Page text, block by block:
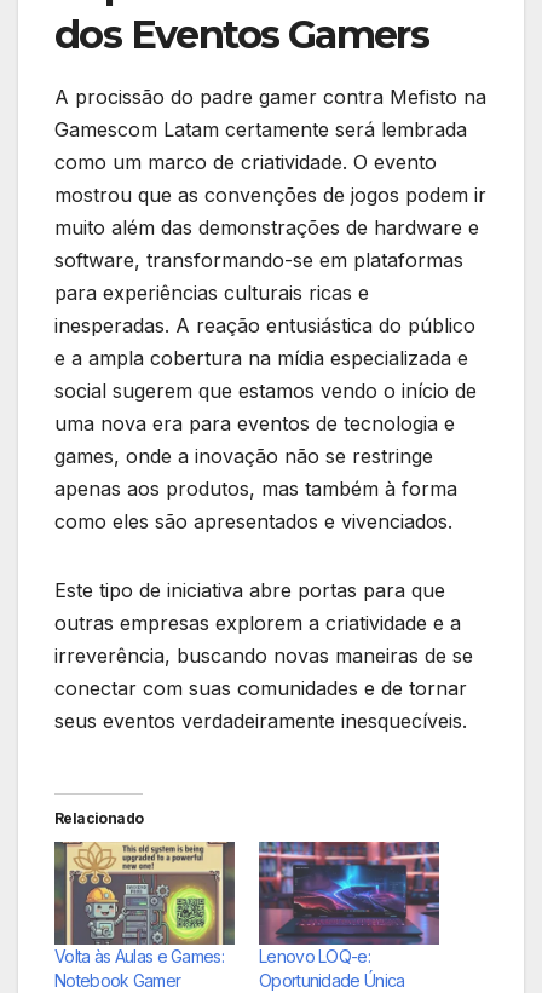
dos Eventos Gamers
A procissão do padre gamer contra Mefisto na
Gamescom Latam certamente será lembrada
como um marco de criatividade. O evento
mostrou que as convenções de jogos podem ir
muito além das demonstrações de hardware e
software, transformando-se em plataformas
para experiências culturais ricas e
inesperadas. A reação entusiástica do público
e a ampla cobertura na mídia especializada e
social sugerem que estamos vendo o início de
uma nova era para eventos de tecnologia e
games, onde a inovação não se restringe
apenas aos produtos, mas também à forma
como eles são apresentados e vivenciados.
Este tipo de iniciativa abre portas para que
outras empresas explorem a criatividade e a
irreverência, buscando novas maneiras de se
conectar com suas comunidades e de tornar
seus eventos verdadeiramente inesquecíveis.
Relacionado
Volta às Aulas e Games:
Notebook Gamer
Lenovo LOQ-e:
Oportunidade Única